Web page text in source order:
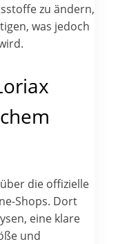
zu ändern,
was jedoch
die offizielle
Shops. Dort
eine klare
und